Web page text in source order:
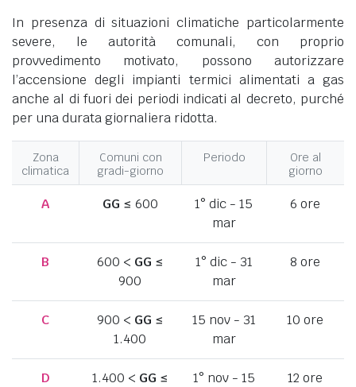
In presenza di situazioni climatiche particolarmente
severe, le autorità comunali, con proprio
provvedimento motivato, possono autorizzare
l’accensione degli impianti termici alimentati a gas
anche al di fuori dei periodi indicati al decreto, purché
per una durata giornaliera ridotta.
Zona
climatica
Comuni con
gradi-giorno
Periodo
Ore al
giorno
A GG ≤ 600
1° dic - 15
mar
6 ore
B 600 < GG ≤
900
1° dic - 31
mar
8 ore
C 900 < GG ≤
1.400
15 nov - 31
mar
10 ore
D 1.400 < GG ≤
1° nov - 15
12 ore